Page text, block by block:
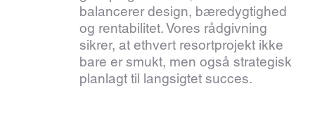
balancerer design, bæredygtighed
og rentabilitet. Vores rådgivning
sikrer, at ethvert resortprojekt ikke
bare er smukt, men også strategisk
planlagt til langsigtet succes.